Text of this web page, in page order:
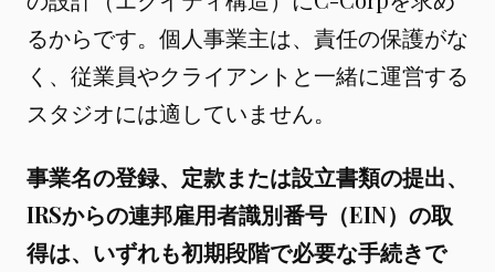
るからです。個人事業主は、責任の保護がな
く、従業員やクライアントと一緒に運営する
スタジオには適していません。
事業名の登録、定款または設立書類の提出、
IRSからの連邦雇用者識別番号（EIN）の取
得は、いずれも初期段階で必要な手続きで